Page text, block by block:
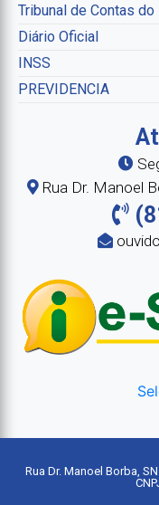
Tribunal de Contas do
Diário Oficial
INSS
PREVIDENCIA
Rua Dr. Manoel
Rua Dr. Manoel Borba,